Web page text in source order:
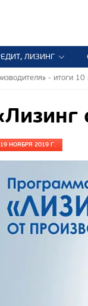
ЛИЗИНГ
- итоги
19 НОЯБРЯ 2019 Г.